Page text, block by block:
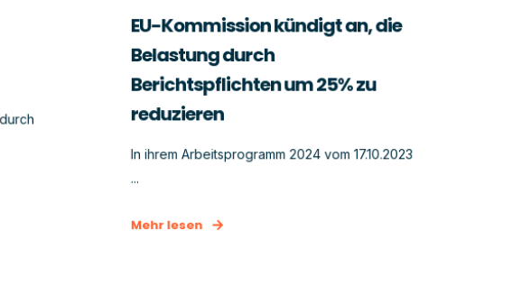
EU-Kommission kündigt an, die
Belastung durch
Berichtspflichten um 25% zu
reduzieren
In ihrem Arbeitsprogramm 2024 vom 17.10.2023
...
Mehr lesen